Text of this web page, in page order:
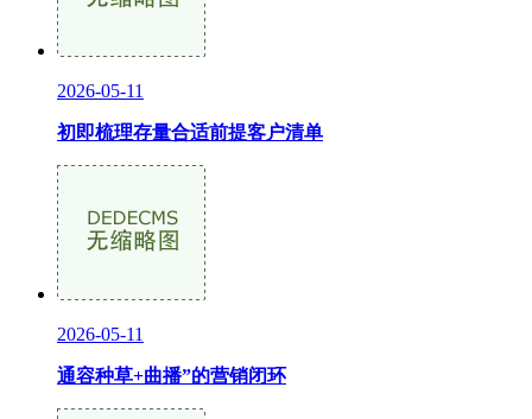
2026-05-11
初即梳理存量合适前提客户清单
2026-05-11
通容种草+曲播”的营销闭环